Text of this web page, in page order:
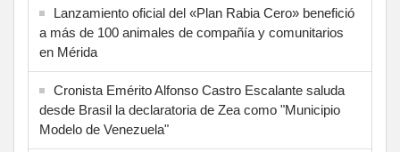
Lanzamiento oficial del «Plan Rabia Cero» benefició
a más de 100 animales de compañía y comunitarios
en Mérida
Cronista Emérito Alfonso Castro Escalante saluda
desde Brasil la declaratoria de Zea como "Municipio
Modelo de Venezuela"